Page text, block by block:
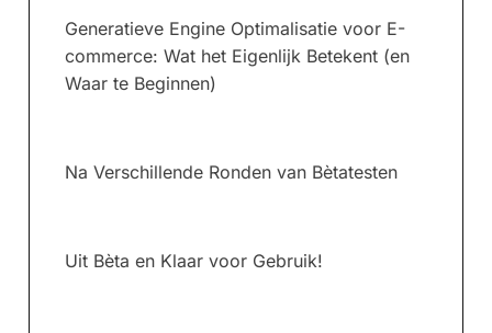
Generatieve Engine Optimalisatie voor E-
commerce: Wat het Eigenlijk Betekent (en
Waar te Beginnen)
Na Verschillende Ronden van Bètatesten
Uit Bèta en Klaar voor Gebruik!